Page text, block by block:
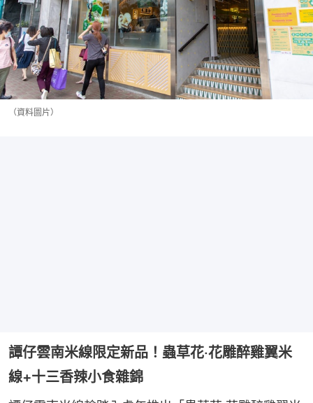
（資料圖片）
譚仔雲南米線限定新品！蟲草花‧花雕醉雞翼米
線+十三香辣小食雜錦